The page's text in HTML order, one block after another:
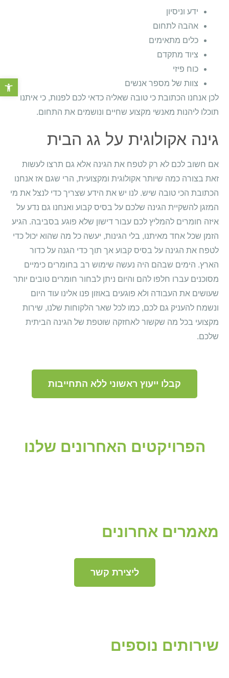
פתח
ידע וניסיון
אהבה לתחום
כלים מתאימים
ציוד מתקדם
כוח פיזי
צוות של מספר אנשים
לכן אנחנו הכתובת כי טובה שאליה כדאי לכם לפנות, כי איתנו
תוכלו ליהנות מאנשי מקצוע שחיים ונושמים את התחום.
גינה אקולוגית על גג הבית
אם חשוב לכם לא רק לטפח את הגינה אלא גם תרצו לעשות
זאת בצורה כמה שיותר אקולוגית ומקצועית, הרי שגם אז אנחנו
הכתובת הכי טובה שיש. לנו יש את הידע שצריך כדי לנצל את מי
המזגן להשקיית הגינה שלכם על בסיס קבוע ואנחנו גם נדע על
איזה חומרים להמליץ לכם עבור דישון שלא פוגע בסביבה. הגיע
הזמן שכל אחד מאיתנו, בלי הגינות, יעשה כל מה שהוא יכול כדי
לטפח את הגינה על בסיס קבוע אך תוך כדי הגנה על כדור
הארץ. הימים שבהם היה נעשה שימוש רב בחומרים כימיים
מסוכנים עברו חלפו להם והיום ניתן לבחור חומרים טובים יותר
שעושים את העבודה ולא פוגעים באוזון פנו אלינו עוד היום
ונשמח להעניק גם לכם, כמו לכל שאר הלקוחות שלנו, שירות
מקצועי בכל מה שקשור לאחזקה שוטפת של הגינה הביתית
שלכם.
קבלו ייעוץ ראשוני ללא התחייבות
הפרויקטים האחרונים שלנו
מאמרים אחרונים
ליצירת קשר
שירותים נוספים